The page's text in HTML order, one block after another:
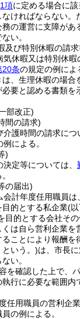
項に定める場合に
ければならない。
の運営に支障があ
い。
及び特別休暇の請
気休暇又は特別休暇
20条の規定の例によ
、生理休暇の場合
要と認める書類を
部改正)
間の請求)
護時間の請求につ
による。
)
定等については、
の届出)
会計年度任用職員は
的とする私企業(以
目的とする会社そ
は自ら営利企業を
ることにより報酬を
いう。)は、市長
い。
を確認した上で、
行に必要な範囲内
任用職員の営利企
の例による。